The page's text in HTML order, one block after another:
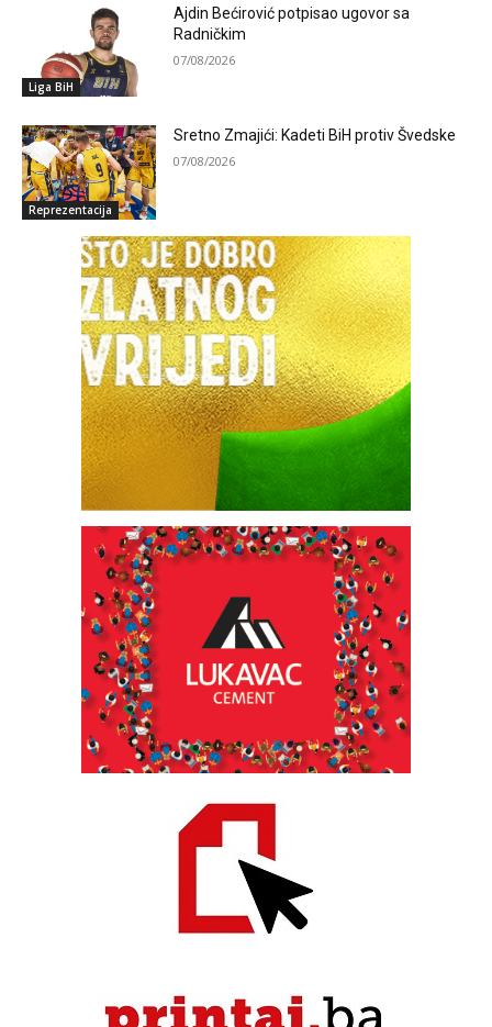
Liga BiH
Ajdin Bećirović potpisao ugovor sa
Radničkim
07/08/2026
Reprezentacija
Sretno Zmajići: Kadeti BiH protiv Švedske
07/08/2026